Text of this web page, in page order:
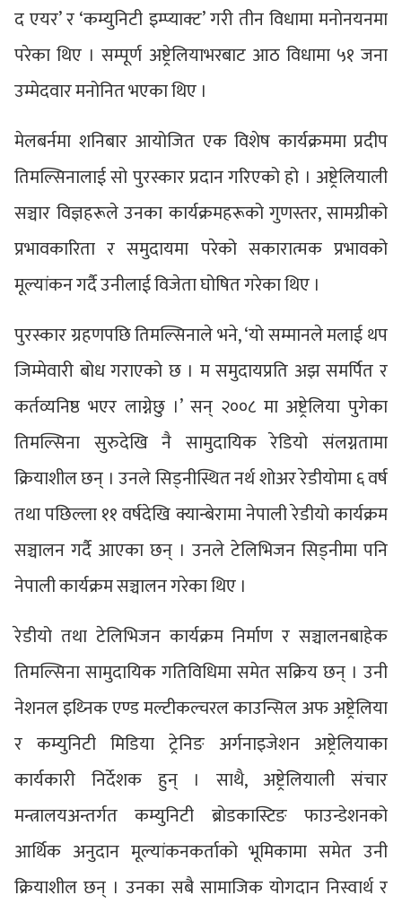
द एयर’ र ‘कम्युनिटी इम्प्याक्ट’ गरी तीन विधामा मनोनयनमा
परेका थिए । सम्पूर्ण अष्ट्रेलियाभरबाट आठ विधामा ५१ जना
उम्मेदवार मनोनित भएका थिए ।
मेलबर्नमा शनिबार आयोजित एक विशेष कार्यक्रममा प्रदीप
तिमल्सिनालाई सो पुरस्कार प्रदान गरिएको हो । अष्ट्रेलियाली
सञ्चार विज्ञहरूले उनका कार्यक्रमहरूको गुणस्तर, सामग्रीको
प्रभावकारिता र समुदायमा परेको सकारात्मक प्रभावको
मूल्यांकन गर्दै उनीलाई विजेता घोषित गरेका थिए ।
पुरस्कार ग्रहणपछि तिमल्सिनाले भने, ‘यो सम्मानले मलाई थप
जिम्मेवारी बोध गराएको छ । म समुदायप्रति अझ समर्पित र
कर्तव्यनिष्ठ भएर लाग्नेछु ।’ सन् २००८ मा अष्ट्रेलिया पुगेका
तिमल्सिना सुरुदेखि नै सामुदायिक रेडियो संलग्नतामा
क्रियाशील छन् । उनले सिड्नीस्थित नर्थ शोअर रेडीयोमा ६ वर्ष
तथा पछिल्ला ११ वर्षदेखि क्यान्बेरामा नेपाली रेडीयो कार्यक्रम
सञ्चालन गर्दै आएका छन् । उनले टेलिभिजन सिड्नीमा पनि
नेपाली कार्यक्रम सञ्चालन गरेका थिए ।
रेडीयो तथा टेलिभिजन कार्यक्रम निर्माण र सञ्चालनबाहेक
तिमल्सिना सामुदायिक गतिविधिमा समेत सक्रिय छन् । उनी
नेशनल इथ्निक एण्ड मल्टीकल्चरल काउन्सिल अफ अष्ट्रेलिया
र कम्युनिटी मिडिया ट्रेनिङ अर्गनाइजेशन अष्ट्रेलियाका
कार्यकारी निर्देशक हुन् । साथै, अष्ट्रेलियाली संचार
मन्त्रालयअन्तर्गत कम्युनिटी ब्रोडकास्टिङ फाउन्डेशनको
आर्थिक अनुदान मूल्यांकनकर्ताको भूमिकामा समेत उनी
क्रियाशील छन् । उनका सबै सामाजिक योगदान निस्वार्थ र